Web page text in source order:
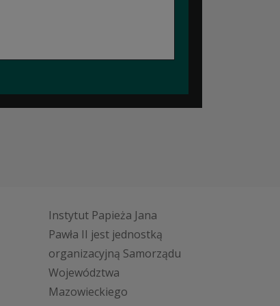
Instytut Papieża Jana
Pawła II jest jednostką
organizacyjną Samorządu
Województwa
Mazowieckiego